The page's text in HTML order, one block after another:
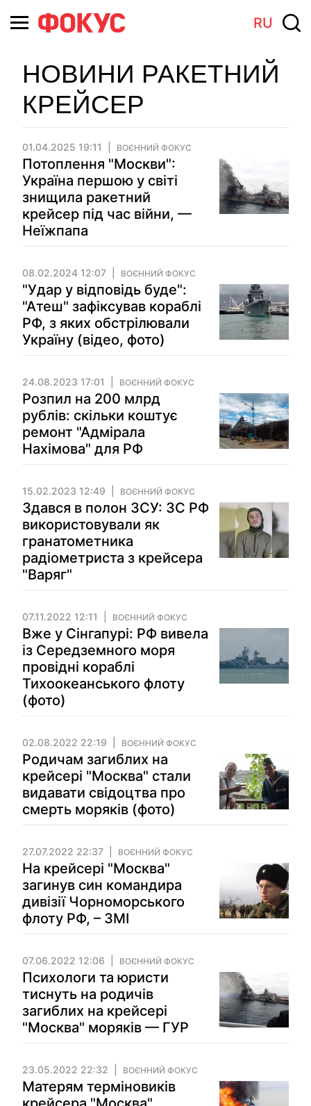
RU
НОВИНИ РАКЕТНИЙ
КРЕЙСЕР
01.04.2025 19:11 ВОЄННИЙ ФОКУС
Потоплення "Москви":
Україна першою у світі
знищила ракетний
крейсер під час війни, —
Неїжпапа
08.02.2024 12:07 ВОЄННИЙ ФОКУС
"Удар у відповідь буде":
"Атеш" зафіксував кораблі
РФ, з яких обстрілювали
Україну (відео, фото)
24.08.2023 17:01 ВОЄННИЙ ФОКУС
Розпил на 200 млрд
рублів: скільки коштує
ремонт "Адмірала
Нахімова" для РФ
15.02.2023 12:49 ВОЄННИЙ ФОКУС
Здався в полон ЗСУ: ЗС РФ
використовували як
гранатометника
радіометриста з крейсера
"Варяг"
07.11.2022 12:11 ВОЄННИЙ ФОКУС
Вже у Сінгапурі: РФ вивела
із Середземного моря
провідні кораблі
Тихоокеанського флоту
(фото)
02.08.2022 22:19 ВОЄННИЙ ФОКУС
Родичам загиблих на
крейсері "Москва" стали
видавати свідоцтва про
смерть моряків (фото)
27.07.2022 22:37 ВОЄННИЙ ФОКУС
На крейсері "Москва"
загинув син командира
дивізії Чорноморського
флоту РФ, – ЗМІ
07.06.2022 12:06 ВОЄННИЙ ФОКУС
Психологи та юристи
тиснуть на родичів
загиблих на крейсері
"Москва" моряків — ГУР
23.05.2022 22:32 ВОЄННИЙ ФОКУС
Матерям терміновиків